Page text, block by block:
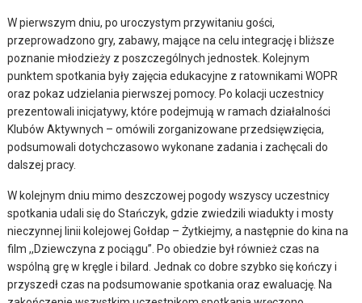
W pierwszym dniu, po uroczystym przywitaniu gości,
przeprowadzono gry, zabawy, mające na celu integrację i bliższe
poznanie młodzieży z poszczególnych jednostek. Kolejnym
punktem spotkania były zajęcia edukacyjne z ratownikami WOPR
oraz pokaz udzielania pierwszej pomocy. Po kolacji uczestnicy
prezentowali inicjatywy, które podejmują w ramach działalności
Klubów Aktywnych – omówili zorganizowane przedsięwzięcia,
podsumowali dotychczasowo wykonane zadania i zachęcali do
dalszej pracy.
W kolejnym dniu mimo deszczowej pogody wszyscy uczestnicy
spotkania udali się do Stańczyk, gdzie zwiedzili wiadukty i mosty
nieczynnej linii kolejowej Gołdap – Żytkiejmy, a następnie do kina na
film ,,Dziewczyna z pociągu”. Po obiedzie był również czas na
wspólną grę w kręgle i bilard. Jednak co dobre szybko się kończy i
przyszedł czas na podsumowanie spotkania oraz ewaluację. Na